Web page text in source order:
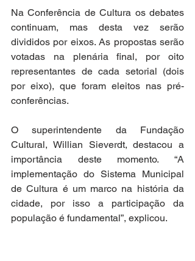
Na Conferência de Cultura os debates
continuam, mas desta vez serão
divididos por eixos. As propostas serão
votadas na plenária final, por oito
representantes de cada setorial (dois
por eixo), que foram eleitos nas pré-
conferências.
O superintendente da Fundação
Cultural, Willian Sieverdt, destacou a
importância deste momento. “A
implementação do Sistema Municipal
de Cultura é um marco na história da
cidade, por isso a participação da
população é fundamental”, explicou.